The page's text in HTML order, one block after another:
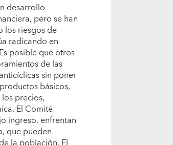
desarrollo
pero se han
los riesgos de
radicando en
posible que otros
de las
sin poner
básicos,
precios,
El Comité
ingreso, enfrentan
que pueden